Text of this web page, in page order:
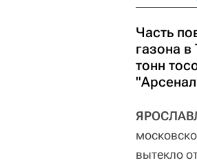
Часть
газона в
тонн
вытекло